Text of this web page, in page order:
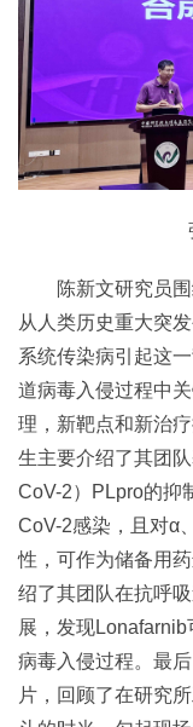
陈新文研究员
从人类历史重大突
系统传染病引起这
道病毒入侵过程中
理，新靶点和新治
生主要介绍了其团
CoV-2）PLpro的抑
CoV-2感染，且对α
性，可作为储备用
绍了其团队在抗呼
展，发现
病毒入侵过程。最
片，回顾了在研究